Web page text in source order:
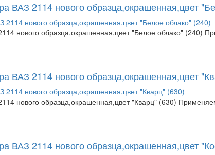
ВАЗ 2114 нового образца,окрашенная,цвет
нового образца,окрашенная,цвет "Белое облако" (240)
ВАЗ 2114 нового образца,окрашенная,цвет
нового образца,окрашенная,цвет "Кварц" (630)
ВАЗ 2114 нового образца,окрашенная,цвет